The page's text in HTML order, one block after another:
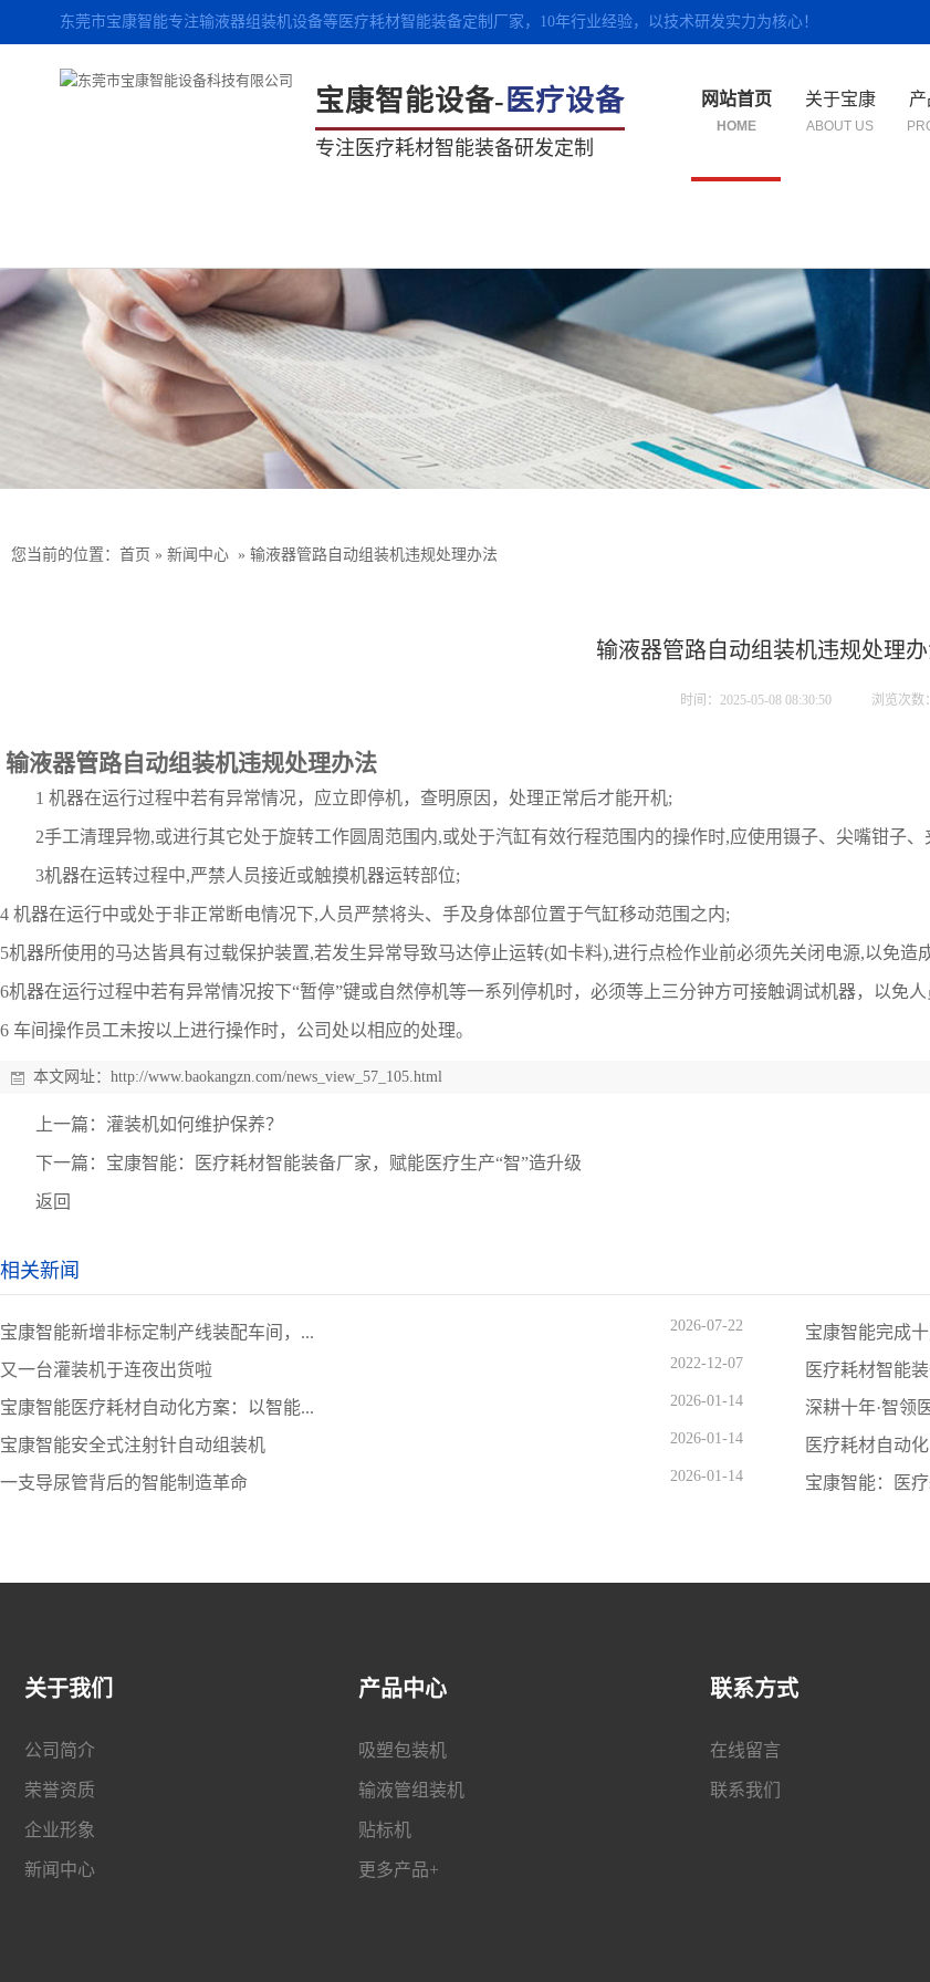
东莞市宝康智能专注输液器组装机设备等医疗耗材智能装备定制厂家，10年行业经验，以技术研发实力为核心！
宝康智能设备- 医疗设备
专注医疗耗材智能装备研发定制
网站首页
HOME
关于宝康
ABOUT US
您当前的位置： 首页 » 新闻中心 » 输液器管路自动组装机违规处理办法
输液器管路自动组装机违规处理
时间：2025-05-08 08:30:50 浏览次数：
输液器管路自动组装机违规处理办法
1 机器在运行过程中若有异常情况，应立即停机，查明原因，处理正常后才能开机;
2手工清理异物,或进行其它处于旋转工作圆周范围内,或处于汽缸有效行程范围内的操作时,应使用镊子、尖嘴钳子
3机器在运转过程中,严禁人员接近或触摸机器运转部位;
4 机器在运行中或处于非正常断电情况下,人员严禁将头、手及身体部位置于气缸移动范围之内;
5机器所使用的马达皆具有过载保护装置,若发生异常导致马达停止运转(如卡料),进行点检作业前必须先关闭电源,以免造
6机器在运行过程中若有异常情况按下“暂停”键或自然停机等一系列停机时，必须等上三分钟方可接触调试机器，以免人
6 车间操作员工未按以上进行操作时，公司处以相应的处理。
本文网址： http://www.baokangzn.com/news_view_57_105.html
上一篇： 灌装机如何维护保养？
下一篇： 宝康智能：医疗耗材智能装备厂家，赋能医疗生产“智”造升级
返回
相关新闻
宝康智能新增非标定制产线装配车间，... 2026-07-22 宝康智能完成
又一台灌装机于连夜出货啦 2022-12-07 医疗耗材智能
宝康智能医疗耗材自动化方案：以智能... 2026-01-14 深耕十年·智
宝康智能安全式注射针自动组装机 2026-01-14 医疗耗材自动
一支导尿管背后的智能制造革命 2026-01-14 宝康智能：医
关于我们
公司简介
荣誉资质
企业形象
新闻中心
产品中心
吸塑包装机
输液管组装机
贴标机
更多产品+
联系方式
在线留言
联系我们